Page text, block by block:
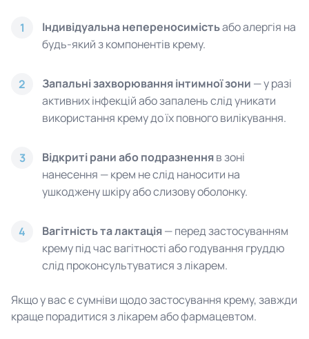
1 Індивідуальна непереносимістьабо алергія на
будь-який з компонентів крему.
2 Запальні захворювання інтимної зони — у разі
активних інфекцій або запалень слід уникати
використання крему до їх повного вилікування.
3 Відкриті рани або подразненняв зоні
нанесення — крем не слід наносити на
ушкоджену шкіру або слизову оболонку.
4 Вагітність та лактація— перед застосуванням
крему під час вагітності або годування груддю
слід проконсультуватися з лікарем.
Якщо у вас є сумніви щодо застосування крему, завжди
краще порадитися з лікарем або фармацевтом.